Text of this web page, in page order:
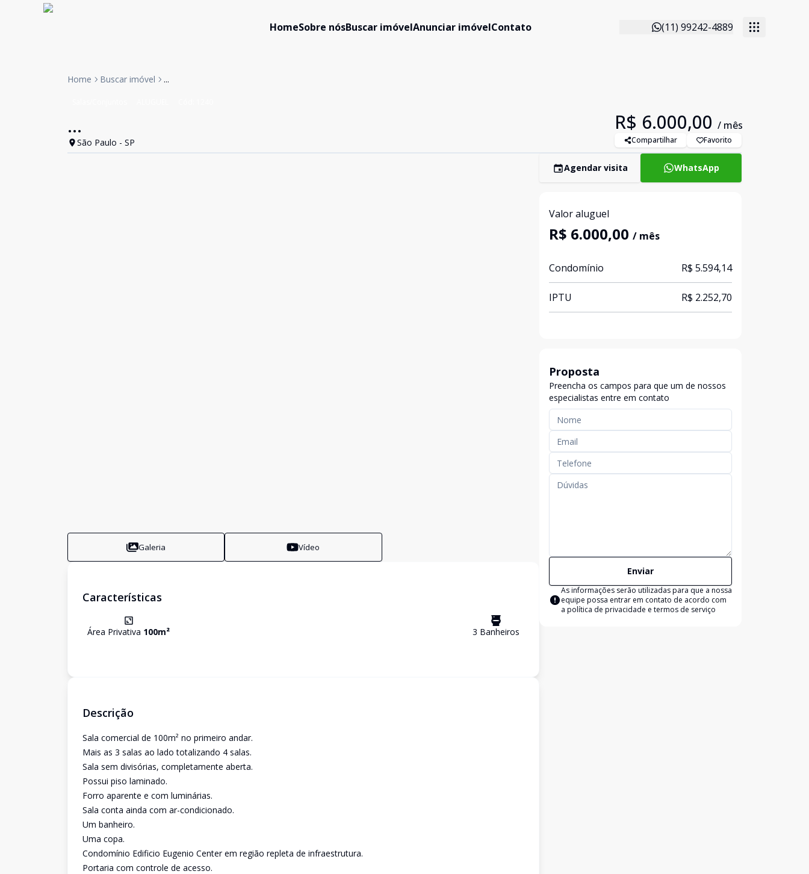
HomeSobre nósBuscar imóvelAnunciar imóvelContato (11) 99242-4889
Home Buscar imóvel ...
...
São Paulo - SP
R$ 6.000,00 / mês
Compartilhar Favorito
Galeria Vídeo
Características
Área Privativa 100m² 3 Banheiros
Descrição
Sala comercial de 100m² no primeiro andar.
Mais as 3 salas ao lado totalizando 4 salas.
Sala sem divisórias, completamente aberta.
Possui piso laminado.
Forro aparente e com luminárias.
Sala conta ainda com ar-condicionado.
Um banheiro.
Uma copa.
Condomínio Edificio Eugenio Center em região repleta de infraestrutura.
Portaria com controle de acesso.
Agendar visita WhatsApp
Valor aluguel
R$ 6.000,00 / mês
Condomínio R$ 5.594,14
IPTU R$ 2.252,70
Proposta
Preencha os campos para que um de nossos
especialistas entre em contato
Enviar
As informações serão utilizadas para que a nossa
equipe possa entrar em contato de acordo com
a política de privacidade e termos de serviço